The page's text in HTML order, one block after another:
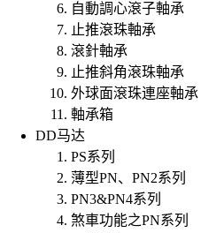
自動調心滾子軸承
止推滾珠軸承
滾針軸承
止推斜角滾珠軸承
外球面滾珠連座軸承
軸承箱
DD马达
PS系列
薄型PN、PN2系列
PN3&PN4系列
煞車功能之PN系列